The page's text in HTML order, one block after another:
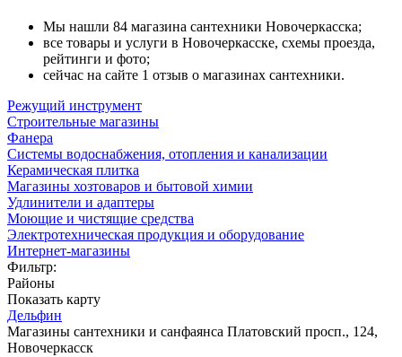
Мы нашли 84 магазина сантехники Новочеркасска;
все товары и услуги в Новочеркасске, схемы проезда,
рейтинги и фото;
сейчас на сайте 1 отзыв о магазинах сантехники.
Режущий инструмент
Строительные магазины
Фанера
Системы водоснабжения, отопления и канализации
Керамическая плитка
Магазины хозтоваров и бытовой химии
Удлинители и адаптеры
Моющие и чистящие средства
Электротехническая продукция и оборудование
Интернет-магазины
Фильтр:
Районы
Показать карту
Дельфин
Магазины сантехники и санфаянса Платовский просп., 124,
Новочеркасск